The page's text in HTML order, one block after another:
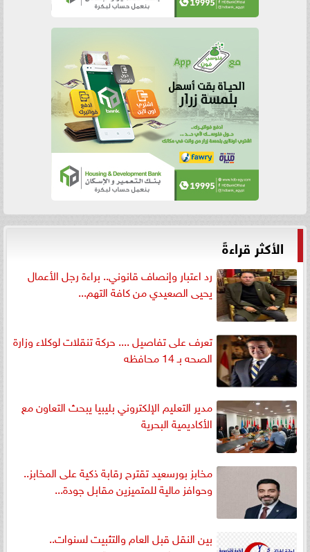
الأكثر قراءةً
رد اعتبار وإنصاف قانوني.. براءة رجل الأعمال
يحيى الصعيدي من كافة التهم...
تعرف على تفاصيل .... حركة تنقلات لوكلاء وزارة
الصحه بـ 14 محافظه
مدير التعليم الإلكتروني بليبيا يبحث التعاون مع
الأكاديمية البحرية
مخابز بورسعيد تقترح رقابة ذكية على المخابز..
وحوافز مالية للمتميزين مقابل جودة...
بين النقل قبل العام والتثبيت لسنوات..